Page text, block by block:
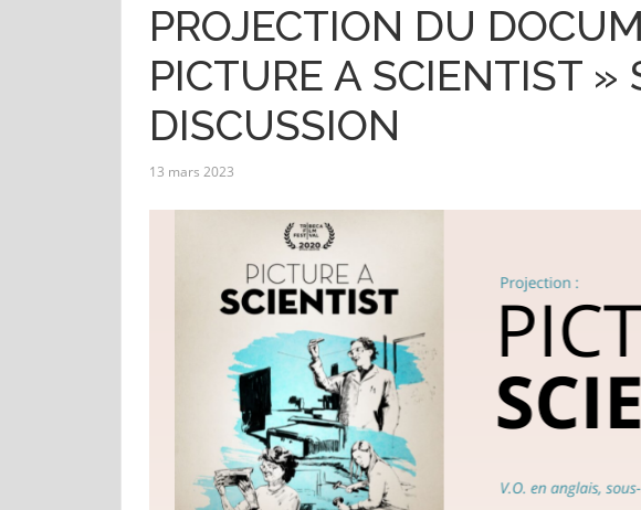
PROJECTION DU
PICTURE A SCIENTIST »
DISCUSSION
13 mars 2023